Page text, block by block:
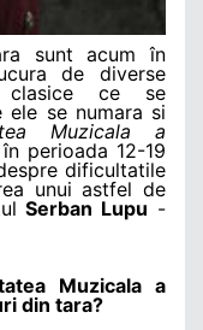
sunt acum în
de diverse
clasice ce se
ele se numara si
Muzicala a
perioada 12-19
dificultatile
unui astfel de
Serban Lupu -
Muzicala a
din tara?